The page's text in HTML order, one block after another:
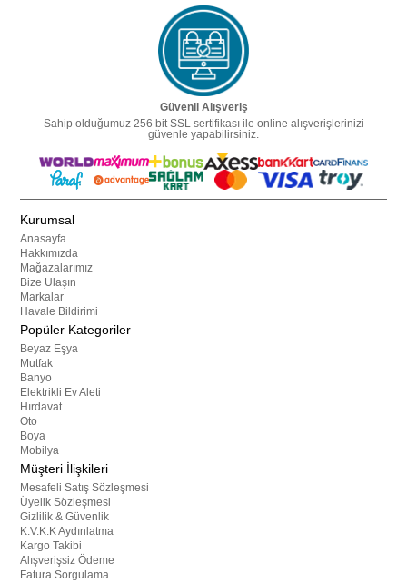
Güvenli Alışveriş
Sahip olduğumuz 256 bit SSL sertifikası ile online alışverişlerinizi
güvenle yapabilirsiniz.
Kurumsal
Anasayfa
Hakkımızda
Mağazalarımız
Bize Ulaşın
Markalar
Havale Bildirimi
Popüler Kategoriler
Beyaz Eşya
Mutfak
Banyo
Elektrikli Ev Aleti
Hırdavat
Oto
Boya
Mobilya
Müşteri İlişkileri
Mesafeli Satış Sözleşmesi
Üyelik Sözleşmesi
Gizlilik & Güvenlik
K.V.K.K Aydınlatma
Kargo Takibi
Alışverişsiz Ödeme
Fatura Sorgulama